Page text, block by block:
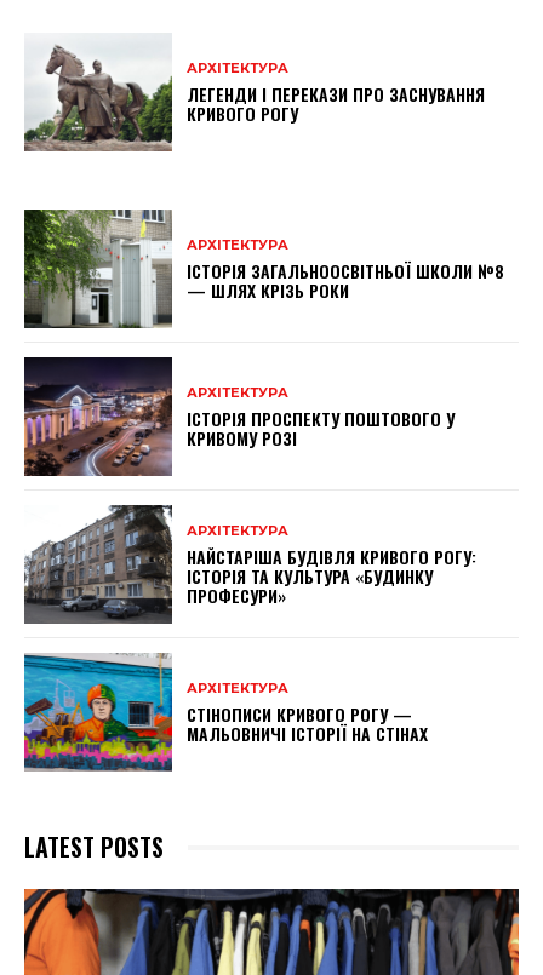
АРХІТЕКТУРА
ЛЕГЕНДИ І ПЕРЕКАЗИ ПРО ЗАСНУВАННЯ
КРИВОГО РОГУ
АРХІТЕКТУРА
ІСТОРІЯ ЗАГАЛЬНООСВІТНЬОЇ ШКОЛИ №8
— ШЛЯХ КРІЗЬ РОКИ
АРХІТЕКТУРА
ІСТОРІЯ ПРОСПЕКТУ ПОШТОВОГО У
КРИВОМУ РОЗІ
АРХІТЕКТУРА
НАЙСТАРІША БУДІВЛЯ КРИВОГО РОГУ:
ІСТОРІЯ ТА КУЛЬТУРА «БУДИНКУ
ПРОФЕСУРИ»
АРХІТЕКТУРА
СТІНОПИСИ КРИВОГО РОГУ —
МАЛЬОВНИЧІ ІСТОРІЇ НА СТІНАХ
LATEST POSTS